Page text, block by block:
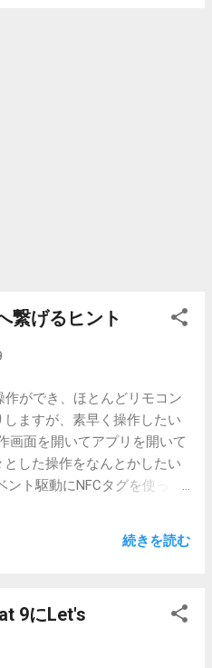
繋げるヒント
ができ、ほとんどリモコン
ますが、素早く操作したい
画面を開いてアプリを開いて
した操作をなんとかしたい
ト駆動にNFCタグを使って
るので省略。 Androidの
を読み取るという機能はない
るようになったりならなか
NFCに埋め込めるのは、ア
続きを読む
9にLet's